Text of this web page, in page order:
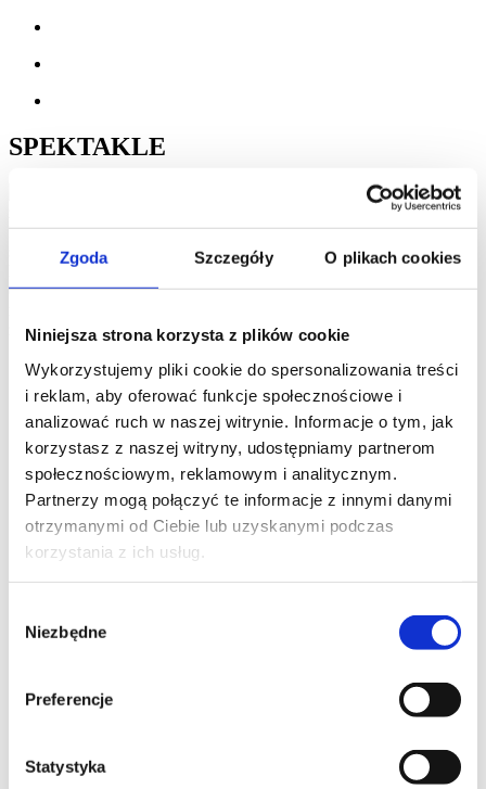
Zgoda Szczegóły O plikach cookies
Niniejsza strona korzysta z plików cookie
Wykorzystujemy pliki cookie do spersonalizowania treści
i reklam, aby oferować funkcje społecznościowe i
analizować ruch w naszej witrynie. Informacje o tym, jak
korzystasz z naszej witryny, udostępniamy partnerom
społecznościowym, reklamowym i analitycznym.
Partnerzy mogą połączyć te informacje z innymi danymi
otrzymanymi od Ciebie lub uzyskanymi podczas
korzystania z ich usług.
zgody
Niezbędne
Preferencje
Statystyka
SPEKTAKLE
Poznaj nasze wyjątkowe historie. Nowatorskie formy łączące w
sobie różnego rodzaju sztuki - teatr ognia, teatr uliczny, pantomime,
klaunada, cyrk, bodypainting itd. Mamy przygotowane zarówno
duże widowiska nastawione na maksymalny efekt wizualny, jak
zmroku jak i w dzień. Wejdź z nami do innego wymiaru!